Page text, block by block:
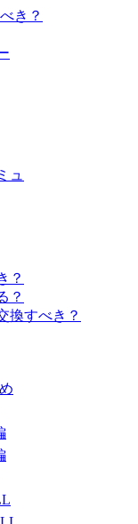
き？
ュ
？
？
換すべき？